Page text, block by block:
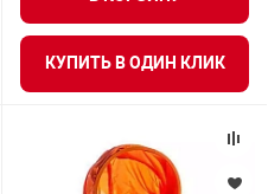
КУПИТЬ В ОДИН КЛИК